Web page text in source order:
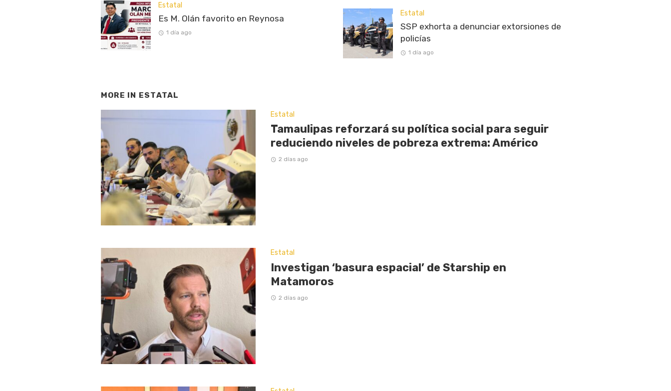
Estatal
Es M. Olán favorito en Reynosa
1 día ago
Estatal
SSP exhorta a denunciar extorsiones de
policías
1 día ago
MORE IN ESTATAL
Estatal
Tamaulipas reforzará su política social para seguir
reduciendo niveles de pobreza extrema: Américo
2 días ago
Estatal
Investigan ‘basura espacial’ de Starship en
Matamoros
2 días ago